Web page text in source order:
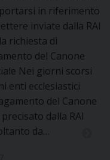
in riferimento
inviate dalla RAI
richiesta di
del Canone
Nei giorni scorsi
enti ecclesiastici
del Canone
dalla RAI
da…